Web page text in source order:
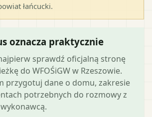
łańcucki.
oznacza praktycznie
sprawdź oficjalną stronę
do WFOŚiGW w Rzeszowie.
przygotuj dane o domu, zakresie
potrzebnych do rozmowy z